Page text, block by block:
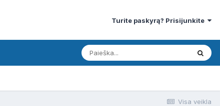
Turite paskyrą? Prisijunkite
Visa veikla